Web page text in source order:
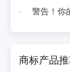
警告！你
商标产品